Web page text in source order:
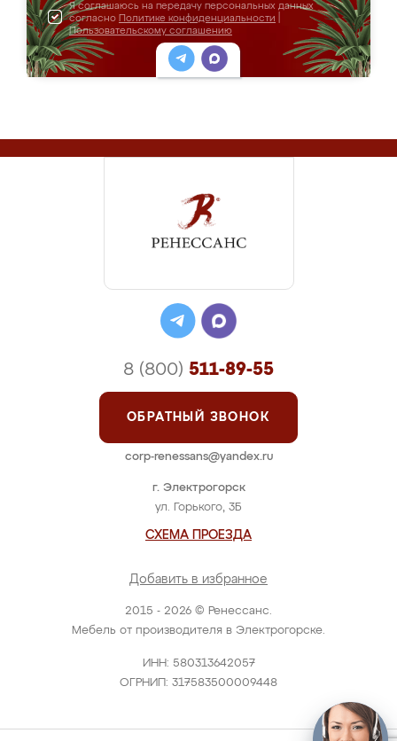
Я соглашаюсь на передачу персональных данных
согласно Политике конфиденциальности
Пользовательскому соглашению
2015 - 2026 © Ренессанс.
Мебель от производителя в Электрогорске.
ИНН: 580313642057
ОГРНИП: 317583500009448
г. Электрогорск
ул. Горького, 3Б
СХЕМА ПРОЕЗДА
Добавить в избранное
8 (800) 511-89-55
ОБРАТНЫЙ ЗВОНОК
corp-renessans@yandex.ru